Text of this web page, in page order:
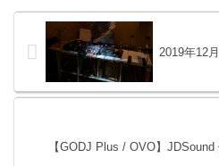
2019年12
【GODJ Plus / OVO】JDSound